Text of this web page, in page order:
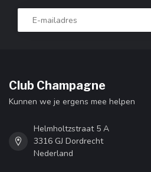
Club Champagne
Kunnen we je ergens mee helpen
Helmholtzstraat 5 A
3316 GJ Dordrecht
Nederland